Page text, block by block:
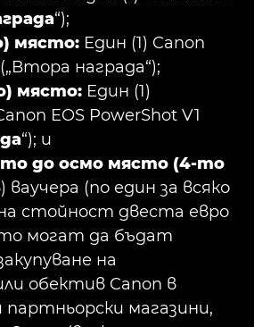
“);
място: Един (1) Canon
награда“);
място: Един (1)
EOS PowerShot V1
“); и
до осмо място (4-то
ваучера (по един за всяко
стойност двеста евро
могат да бъдат
на
обектив Canon в
магазини,